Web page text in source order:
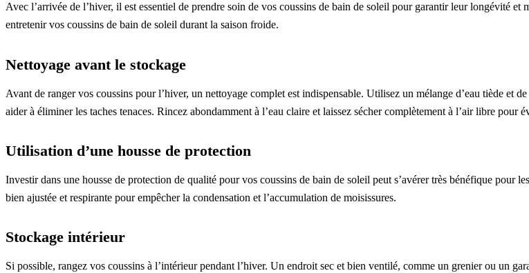
Avec l’arrivée de l’hiver, il est essentiel de prendre soin de vos coussins de bain de soleil pour garantir leur longévité
entretenir vos coussins de bain de soleil durant la saison froide.
Nettoyage avant le stockage
Avant de ranger vos coussins pour l’hiver, un nettoyage complet est indispensable. Utilisez un mélange d’eau tiède et
aider à éliminer les taches tenaces. Rincez abondamment à l’eau claire et laissez sécher complètement à l’air libre pour
Utilisation d’une housse de protection
Investir dans une housse de protection de qualité pour vos coussins de bain de soleil peut s’avérer très bénéfique pour
bien ajustée et respirante pour empêcher la condensation et l’accumulation de moisissures.
Stockage intérieur
Si possible, rangez vos coussins à l’intérieur pendant l’hiver. Un endroit sec et bien ventilé, comme un grenier ou un